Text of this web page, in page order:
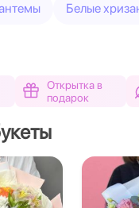
Белые
Открытка в
подарок